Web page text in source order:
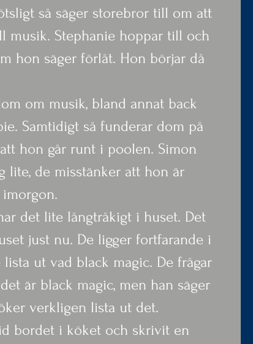
så säger storebror till om att
musik. Stephanie hoppar till och
hon säger förlåt. Hon börjar då
om musik, bland annat back
Samtidigt så funderar dom på
hon går runt i poolen. Simon
lite, de misstänker att hon är
det lite långtråkigt i huset. Det
just nu. De ligger fortfarande i
ut vad black magic. De frågar
är black magic, men han säger
verkligen lista ut det.
bordet i köket och skrivit en